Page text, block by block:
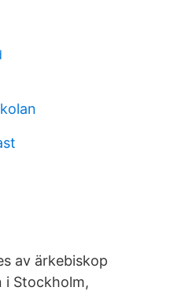
av ärkebiskop
i Stockholm,